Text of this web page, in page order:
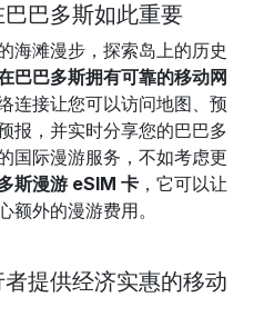
巴多斯如此重要
海滩漫步，探索岛上的历史
巴巴多斯拥有可靠的移动网
连接让您可以访问地图、预
报，并实时分享您的巴巴多
国际漫游服务，不如考虑更
斯漫游 eSIM 卡 ，它可以让
额外的漫游费用。
提供经济实惠的移动